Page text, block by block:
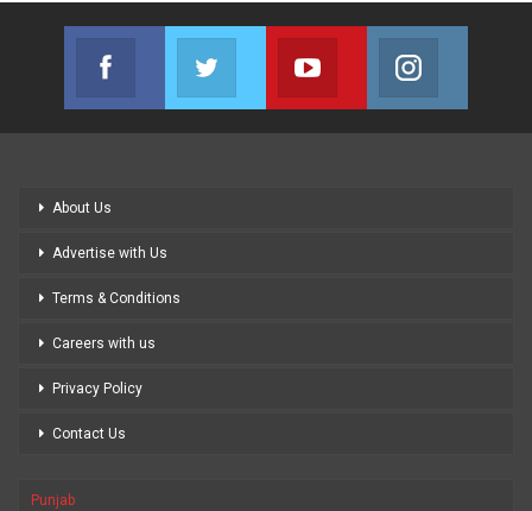
Facebook
Join us on Facebook
Twitter
Join us on Twitter
Youtube
Join us on Youtube
About Us
Advertise with Us
Terms & Conditions
Careers with us
Privacy Policy
Contact Us
Punjab